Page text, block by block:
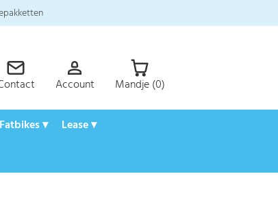
Account Mandje (0)
▾
Lease ▾